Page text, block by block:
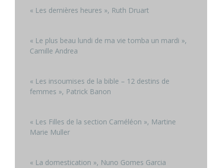
« Les dernières heures », Ruth Druart
« Le plus beau lundi de ma vie tomba un mardi »,
Camille Andrea
« Les insoumises de la bible – 12 destins de
femmes », Patrick Banon
« Les Filles de la section Caméléon », Martine
Marie Muller
« La domestication », Nuno Gomes Garcia